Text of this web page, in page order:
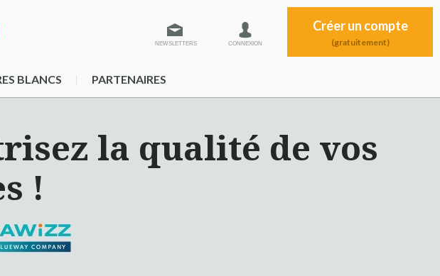
NEWSLETTERS CONNEXION
Créer un compte
(gratuitement)
BLANCS PARTENAIRES
la qualité de vos
!